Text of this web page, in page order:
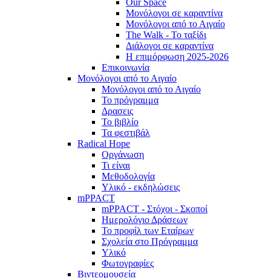
Our Space
Μονόλογοι σε καραντίνα
Μονόλογοι από το Αιγαίο
The Walk - Το ταξίδι
Διάλογοι σε καραντίνα
Η επιμόρφωση 2025-2026
Επικοινωνία
Μονόλογοι από το Αιγαίο
Μονόλογοι από το Αιγαίο
Το πρόγραμμα
Δρασεις
Το βιβλίο
Τα φεστιβάλ
Radical Hope
Οργάνωση
Τι είναι
Μεθοδολογία
Υλικό - εκδηλώσεις
mPPACT
mPPACT - Στόχοι - Σκοποί
Ημερολόγιο Δράσεων
Το προφίλ των Εταίρων
Σχολεία στο Πρόγραμμα
Υλικό
Φωτογραφίες
Βιντεομουσεία